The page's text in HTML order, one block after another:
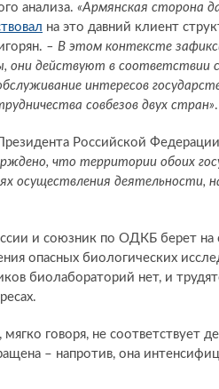
анализа. «Армянская сторона
на это давний клиент
– В этом контексте
они действуют в соответствии с
интересов
совбезов двух стран».
Российской
что территории обоих
осуществления деятельности,
и союзник по ОДКБ берет на
опасных биологических
биолабораторий нет, и
говоря, не соответствует
– напротив, она